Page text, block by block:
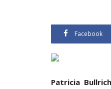
Facebook
Patricia